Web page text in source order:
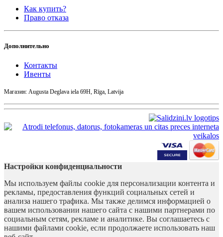
Как купить?
Право отказа
Дополнительно
Контакты
Ивенты
Магазин: Augusta Deglava iela 69H, Rīga, Latvija
Настройки конфиденциальности
Мы используем файлы cookie для персонализации контента и
рекламы, предоставления функций социальных сетей и
анализа нашего трафика. Мы также делимся информацией о
вашем использовании нашего сайта с нашими партнерами по
социальным сетям, рекламе и аналитике. Вы соглашаетесь с
нашими файлами cookie, если продолжаете использовать наш